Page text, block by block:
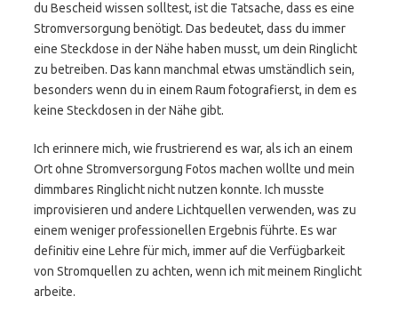
du Bescheid wissen solltest, ist die Tatsache, dass es eine
Stromversorgung benötigt. Das bedeutet, dass du immer
eine Steckdose in der Nähe haben musst, um dein Ringlicht
zu betreiben. Das kann manchmal etwas umständlich sein,
besonders wenn du in einem Raum fotografierst, in dem es
keine Steckdosen in der Nähe gibt.
Ich erinnere mich, wie frustrierend es war, als ich an einem
Ort ohne Stromversorgung Fotos machen wollte und mein
dimmbares Ringlicht nicht nutzen konnte. Ich musste
improvisieren und andere Lichtquellen verwenden, was zu
einem weniger professionellen Ergebnis führte. Es war
definitiv eine Lehre für mich, immer auf die Verfügbarkeit
von Stromquellen zu achten, wenn ich mit meinem Ringlicht
arbeite.